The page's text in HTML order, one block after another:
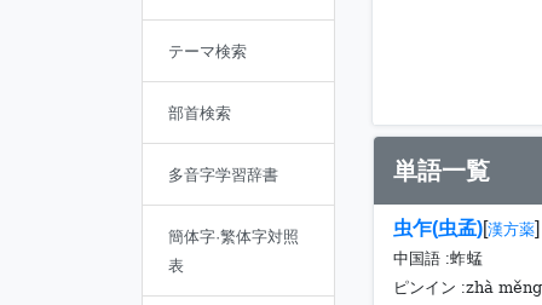
テーマ検索
部首検索
多音字学習辞書
簡体字·繁体字対照
表
単語一覧
虫乍(虫孟)[漢方薬]
中国語 :蚱蜢
ピンイン :zhà měng